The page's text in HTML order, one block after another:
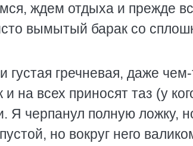
ждем отдыха и прежде
вымытый барак со
густая гречневая, даже
на всех приносят таз (у
Я черпанул полную ложку,
но вокруг него